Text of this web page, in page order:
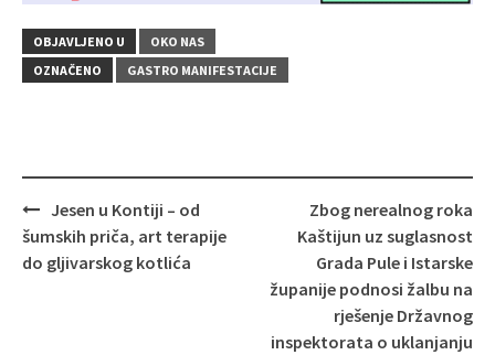
OBJAVLJENO U
OKO NAS
OZNAČENO
GASTRO MANIFESTACIJE
Navigacija
objava
Jesen u Kontiji – od
šumskih priča, art terapije
do gljivarskog kotlića
Zbog nerealnog roka
Kaštijun uz suglasnost
Grada Pule i Istarske
županije podnosi žalbu na
rješenje Državnog
inspektorata o uklanjanju